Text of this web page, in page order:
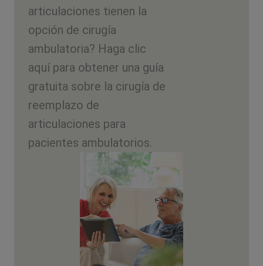
articulaciones tienen la
opción de cirugía
ambulatoria? Haga clic
aquí para obtener una guía
gratuita sobre la cirugía de
reemplazo de
articulaciones para
pacientes ambulatorios.